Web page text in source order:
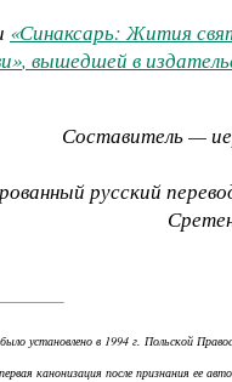
«Синаксарь: Жития
, вышедшей в
Составитель —
русский
установлено в 1994 г. Польской
канонизация после признания ее